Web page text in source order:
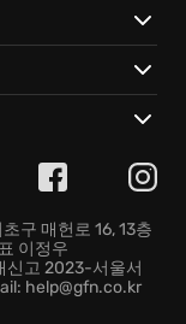
구 매헌로 16, 13층
이정우
신고 2023-서울서
help@gfn.co.kr